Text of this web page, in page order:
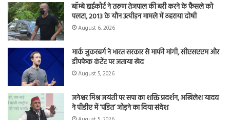
बॉम्बे हाईकोर्ट ने तरुण तेजपाल की बरी करने के फैसले को
पलटा, 2013 के यौन उत्पीड़न मामले में ठहराया दोषी
August 6, 2026
मार्क जुकरबर्ग ने भारत सरकार से माफी मांगी, सीएसएएम और
डीपफेक कंटेंट पर जताया खेद
August 5, 2026
जनेश्वर मिश्र जयंती पर सपा का शक्ति प्रदर्शन, अखिलेश यादव
ने पीडीए में ‘पंडित’ जोड़ने का दिया संदेश